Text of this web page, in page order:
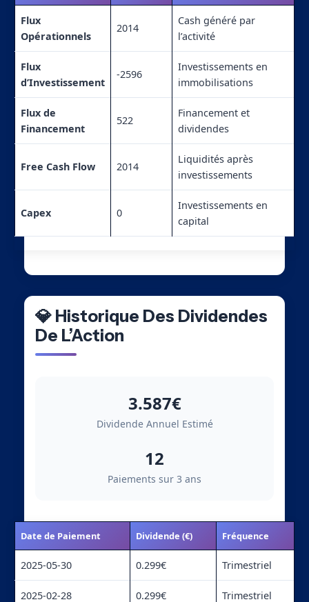
Flux
Opérationnels
2014
Cash généré par
l’activité
Flux
d’Investissement
-2596
Investissements en
immobilisations
Flux de
Financement
522
Financement et
dividendes
Free Cash Flow 2014
Liquidités après
investissements
Capex 0
Investissements en
capital
💎 Historique Des Dividendes
De L’Action
3.587€
Dividende Annuel Estimé
12
Paiements sur 3 ans
Date de Paiement Dividende (€) Fréquence
2025-05-30 0.299€ Trimestriel
2025-02-28 0.299€ Trimestriel